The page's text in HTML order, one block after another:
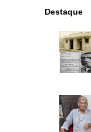
Destaque